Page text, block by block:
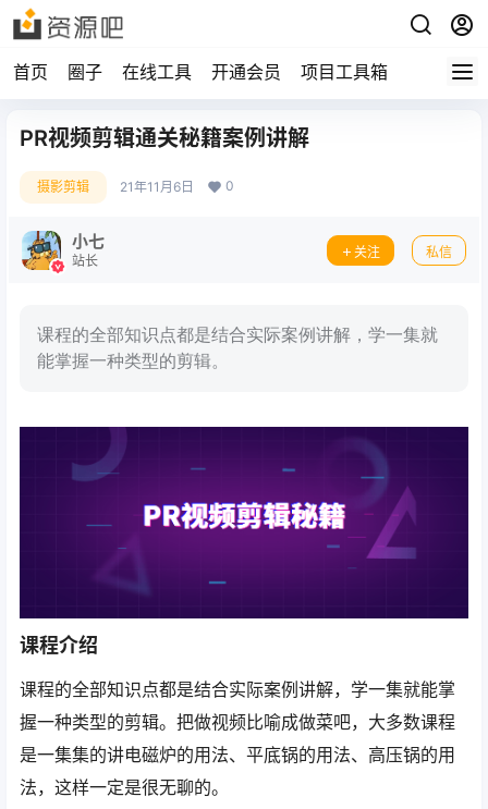
首页 圈子 在线工具 开通会员 项目工具箱
PR视频剪辑通关秘籍案例讲解
摄影剪辑 21年11月6日 0
小七
站长
关注 私信
课程的全部知识点都是结合实际案例讲解，学一集就
能掌握一种类型的剪辑。
课程介绍
课程的全部知识点都是结合实际案例讲解，学一集就能掌
握一种类型的剪辑。把做视频比喻成做菜吧，大多数课程
是一集集的讲电磁炉的用法、平底锅的用法、高压锅的用
法，这样一定是很无聊的。